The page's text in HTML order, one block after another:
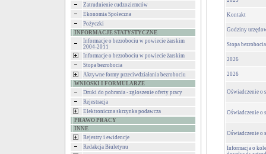
Zatrudnienie cudzoziemców
Ekonomia Społeczna
Pożyczki
INFORMACJE STATYSTYCZNE
Informacje o bezrobociu w powiecie żarskim
2004-2011
Informacje o bezrobociu w powiecie żarskim
Stopa bezrobocia
Aktywne formy przeciwdziałania bezrobociu
WNIOSKI I FORMULARZE
Druki do pobrania - zgłoszenie oferty pracy
Rejestracja
Elektroniczna skrzynka podawcza
PRAWO PRACY
INNE
Rejestry i ewidencje
Redakcja Biuletynu
Kontakt
Godziny
Stopa bezrobocia
2026
2026
Oświadczenie o
Oświadczenie o
Oświadczenie o
Informacja o